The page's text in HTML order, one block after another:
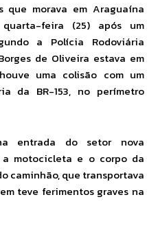
que morava em Araguaína
feira (25) após um
a Polícia Rodoviária
de Oliveira estava em
uma colisão com um
da BR-153, no perímetro
entrada do setor nova
motocicleta e o corpo da
caminhão, que transportava
teve ferimentos graves na